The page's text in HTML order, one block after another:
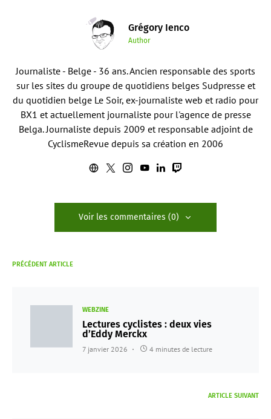
Grégory Ienco
Author
Journaliste - Belge - 36 ans. Ancien responsable des sports
sur les sites du groupe de quotidiens belges Sudpresse et
du quotidien belge Le Soir, ex-journaliste web et radio pour
BX1 et actuellement journaliste pour l'agence de presse
Belga. Journaliste depuis 2009 et responsable adjoint de
CyclismeRevue depuis sa création en 2006
Voir les commentaires (0)
PRÉCÉDENT ARTICLE
WEBZINE
Lectures cyclistes : deux vies
d’Eddy Merckx
7 janvier 2026 4 minutes de lecture
ARTICLE SUIVANT